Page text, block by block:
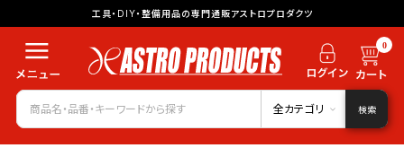
工具・DIY・整備用品の専門通販アストロプロダクツ
0
全カテゴリ 検索